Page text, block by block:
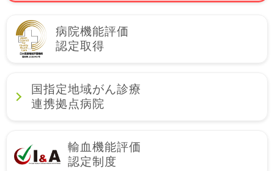
病院機能評価
認定取得
国指定地域がん診療
連携拠点病院
輸血機能評価
認定制度